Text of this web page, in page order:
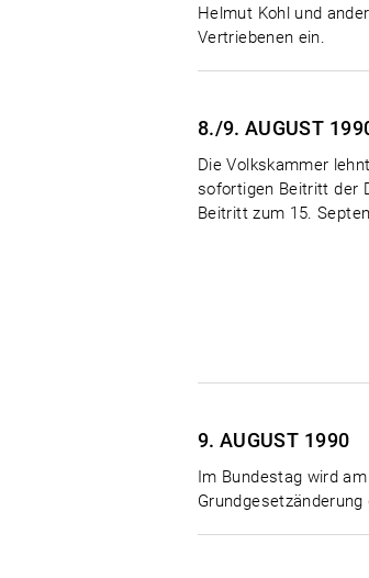
Helmut Kohl und
Vertriebenen ein.
8./9. AUGUST
Die Volkskammer
sofortigen Beitritt der
Beitritt zum 15.
9. AUGUST 1990
Im Bundestag wird